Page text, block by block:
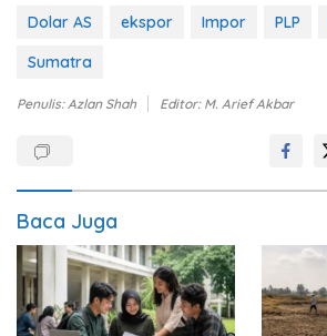
Dolar AS ekspor Impor PLP
Sumatra
Penulis: Azlan Shah Editor: M. Arief Akbar
Baca Juga